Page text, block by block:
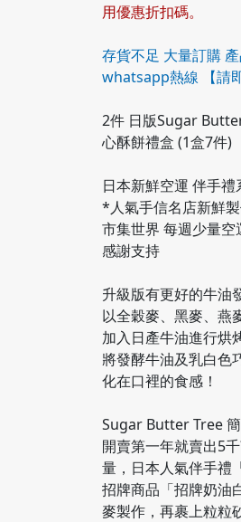
用優惠折扣碼。
存貨不足 大量訂購
whatsapp熱線
【請
2件 日版Sugar
心酥餅禮盒 (1盒7件)
日本新鮮空運 伴手禮
*人氣手信名店新鮮
市集世界 每週少量空
感謝支持
升級版有更好的牛油
以全穀麥、黑麥、燕
加入日產牛油進行烘
將發酵牛油及乳白色
化在口裡的食感！
Sugar Butter Tree
開賣第一年就賣出5
量，日本人氣伴手禮
招牌商品「招牌奶油
麥製作，再裹上粒粒